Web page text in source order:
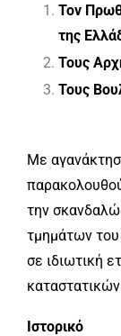
Τον
της
Τους
Τους
Με
την
τμημάτων του
σε ιδιωτική
Ιστορικό